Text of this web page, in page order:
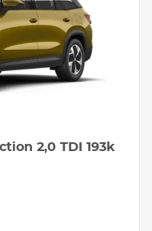
2,0 TDI 193k